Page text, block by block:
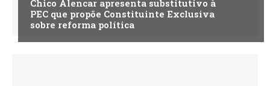
Chico Alencar apresenta substitutivo à
PEC que propõe Constituinte Exclusiva
sobre reforma política